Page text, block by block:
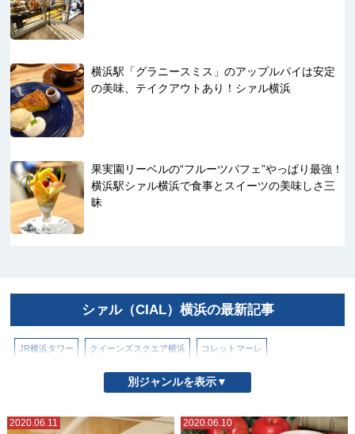
横浜駅「グラニースミス」のアップルパイは安定
の美味、テイクアウトあり！シァル横浜
果実園リーベルの“フルーツパフェ”やっぱり最強！
横浜駅シァル横浜で食事とスイーツの美味しさ三
昧
シァル（CIAL）横浜の最新記事
JR横浜タワー クイーンズスクエア横浜 コレットマーレ
シァル（CIAL）横浜 スカイビル
別ジャンルを表示▼
2020.06.11 2020.06.10